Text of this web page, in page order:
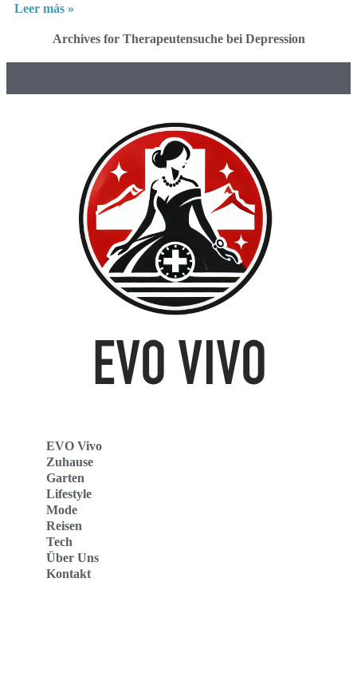
Leer más »
Archives for Therapeutensuche bei Depression
EVO Vivo
Zuhause
Garten
Lifestyle
Mode
Reisen
Tech
Über Uns
Kontakt